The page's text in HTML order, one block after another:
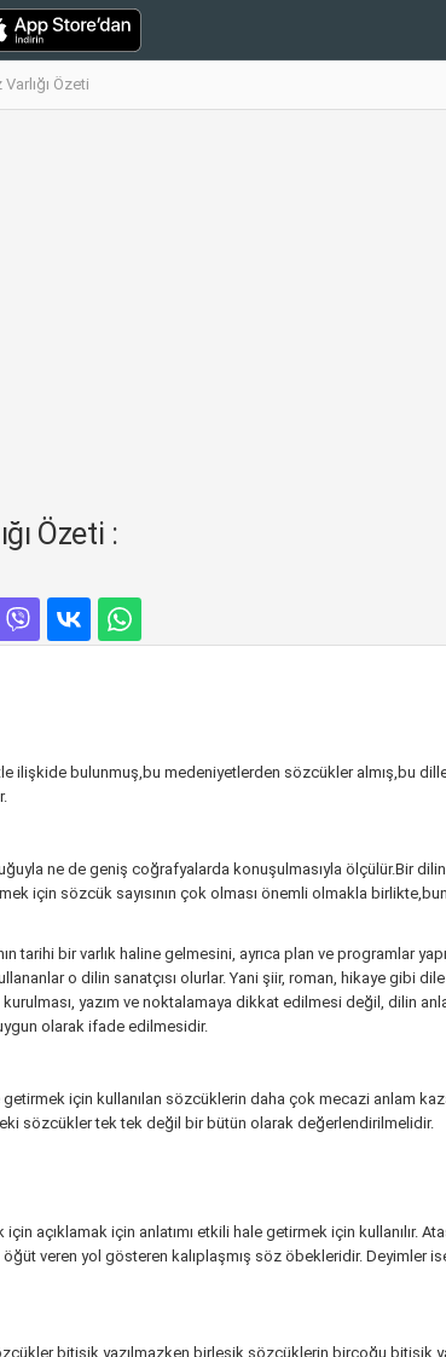
Özeti
Özeti :
ilişkide bulunmuş,bu medeniyetlerden sözcükler almış,bu
ne de geniş coğrafyalarda konuşulmasıyla ölçülür.Bir
için sözcük sayısının çok olması önemli olmakla
tarihi bir varlık haline gelmesini, ayrıca plan ve programlar
o dilin sanatçısı olurlar. Yani şiir, roman, hikaye gibi
kurulması, yazım ve noktalamaya dikkat edilmesi değil, dilin
olarak ifade edilmesidir.
için kullanılan sözcüklerin daha çok mecazi anlam
sözcükler tek tek değil bir bütün olarak değerlendirilmelidir.
açıklamak için anlatımı etkili hale getirmek için kullanılır.
veren yol gösteren kalıplaşmış söz öbekleridir. Deyimler
bitişik yazılmazken birleşik sözcüklerin birçoğu bitişik